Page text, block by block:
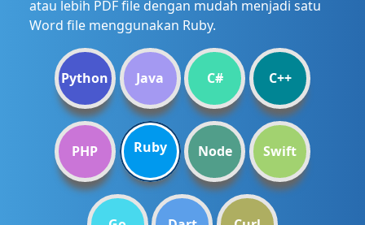
atau lebih PDF file dengan mudah menjadi satu
Word file menggunakan Ruby.
Python Java C# C++
PHP Ruby Node Swift